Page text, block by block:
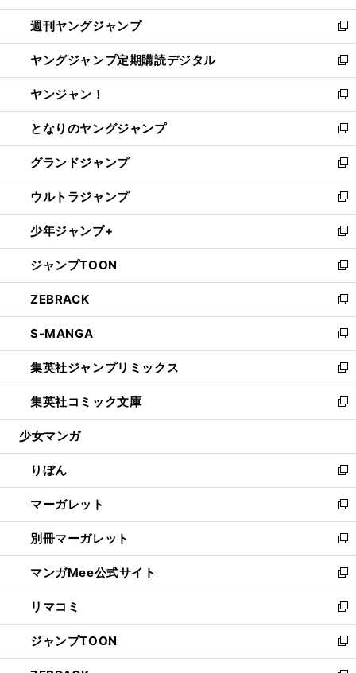
開
く
ウ
で
開
く
ン
ド
ウ
で
開
く
ウ
ィ
ン
ド
ウ
で
開
く
週刊ヤングジャンプ
新
し
い
ウ
ィ
ン
ド
ウ
で
開
く
ヤングジャンプ定期購読デジタル
新
し
い
ウ
ィ
ン
ド
ウ
で
開
く
ヤンジャン！
新
し
い
ウ
ィ
ン
ド
ウ
で
開
く
となりのヤングジャンプ
新
し
い
ウ
ィ
ン
ド
ウ
で
開
く
グランドジャンプ
新
し
い
ウ
ィ
ン
ド
ウ
で
開
く
ウルトラジャンプ
新
し
い
ウ
ィ
ン
ド
ウ
で
開
く
少年ジャンプ+
新
し
い
ウ
ィ
ン
ド
ウ
で
開
く
ジャンプTOON
新
し
い
ウ
ィ
ン
ド
ウ
で
開
ZEBRACK
新
し
い
ウ
ィ
ン
ド
ウ
開
く
S-MANGA
新
し
い
ウ
ィ
ン
ウ
で
開
く
集英社ジャンプリミックス
新
し
い
ウ
ン
ド
ウ
で
開
く
集英社コミック文庫
新
し
ウ
ィ
ン
ド
ウ
で
開
く
少女マンガ
りぼん
新
し
い
ウ
ィ
ン
ド
ウ
で
開
く
マーガレット
新
し
い
ウ
ィ
ン
ド
ウ
で
開
別冊マーガレット
新
し
い
ウ
ィ
ン
ド
ウ
マンガMee公式サイト
新
し
い
ウ
ィ
ン
リマコミ
新
し
い
ウ
ジャンプTOON
新
し